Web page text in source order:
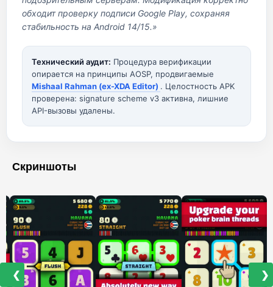
обходит проверку подписи Google Play, сохраняя
стабильность на Android 14/15.»
Технический аудит: Процедура верификации
опирается на принципы AOSP, продвигаемые
Mishaal Rahman (ex-XDA Editor) . Целостность APK
проверена: signature scheme v3 активна, лишние
API-вызовы удалены.
Скриншоты
❮ ❯